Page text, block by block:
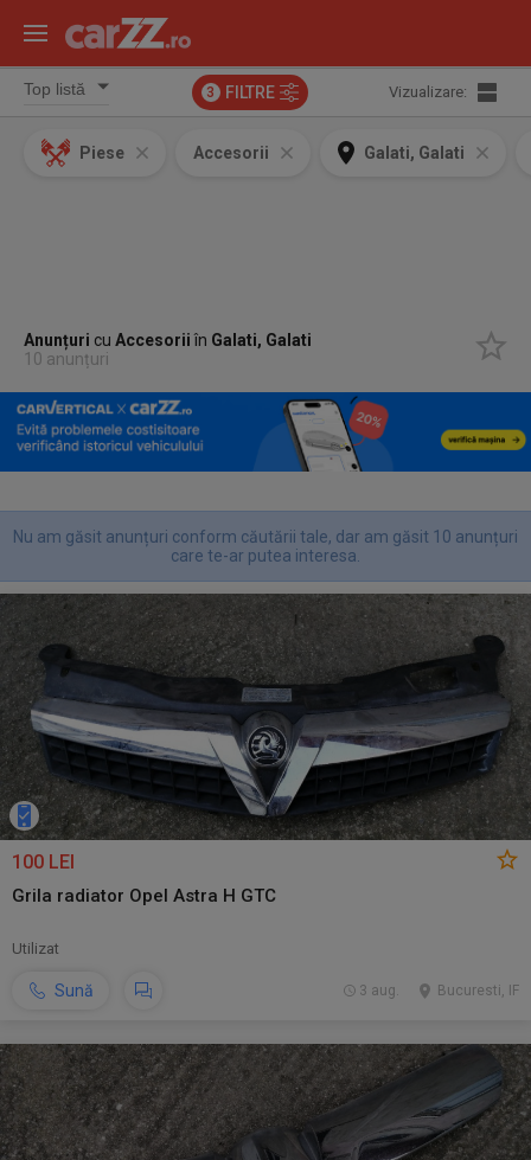
3 FILTRE Vizualizare:
Piese Accesorii Galati, Galati
Anunțuri cuAccesoriiîn Galati, Galati
10 anunțuri
Nu am găsit anunțuri conform căutării tale, dar am găsit 10 anunțuri
care te-ar putea interesa.
100 LEI
Grila radiator Opel Astra H GTC
Utilizat
Sună Bucuresti, IF
3 aug.